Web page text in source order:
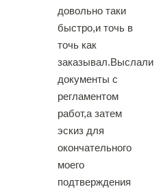
довольно таки
быстро,и точь в
точь как
заказывал.Выслали
документы с
регламентом
работ,а затем
эскиз для
окончательного
моего
подтверждения